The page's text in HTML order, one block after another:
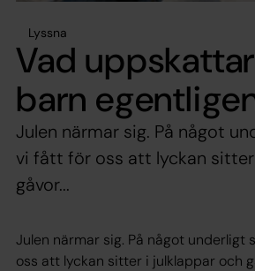
Lyssna
Vad
barn
Julen närmar sig. På något
vi fått för oss att lyckan
gåvor...
Julen närmar sig. På något underligt
oss att lyckan sitter i julklappar och